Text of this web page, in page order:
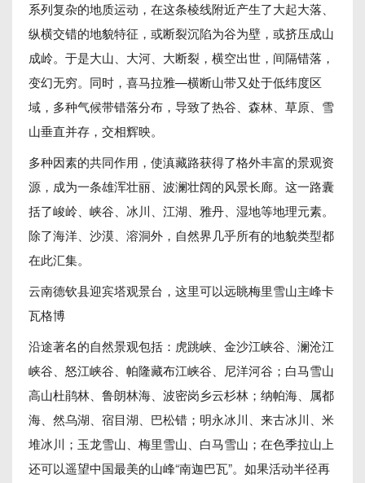
系列复杂的地质运动，在这条棱线附近产生了大起大落、
纵横交错的地貌特征，或断裂沉陷为谷为壁，或挤压成山
成岭。于是大山、大河、大断裂，横空出世，间隔错落，
变幻无穷。同时，喜马拉雅—横断山带又处于低纬度区
域，多种气候带错落分布，导致了热谷、森林、草原、雪
山垂直并存，交相辉映。
多种因素的共同作用，使滇藏路获得了格外丰富的景观资
源，成为一条雄浑壮丽、波澜壮阔的风景长廊。这一路囊
括了峻岭、峡谷、冰川、江湖、雅丹、湿地等地理元素。
除了海洋、沙漠、溶洞外，自然界几乎所有的地貌类型都
在此汇集。
云南德钦县迎宾塔观景台，这里可以远眺梅里雪山主峰卡
瓦格博
沿途著名的自然景观包括：虎跳峡、金沙江峡谷、澜沧江
峡谷、怒江峡谷、帕隆藏布江峡谷、尼洋河谷；白马雪山
高山杜鹃林、鲁朗林海、波密岗乡云杉林；纳帕海、属都
海、然乌湖、宿目湖、巴松错；明永冰川、来古冰川、米
堆冰川；玉龙雪山、梅里雪山、白马雪山；在色季拉山上
还可以遥望中国最美的山峰“南迦巴瓦”。如果活动半径再